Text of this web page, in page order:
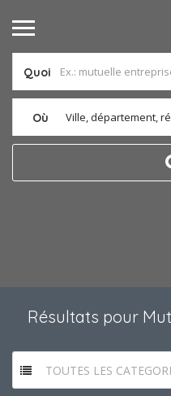
Quoi
Où Ville, département,
Résultats pour
TOUTES LES